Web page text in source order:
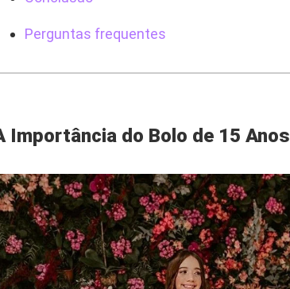
Perguntas frequentes
Importância do Bolo de 15 Anos